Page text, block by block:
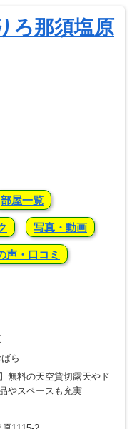
ろ那須塩原
部屋一覧
写真・動画
声・口コミ
ら
無料の天空貸切露天やド
やスペースも充実